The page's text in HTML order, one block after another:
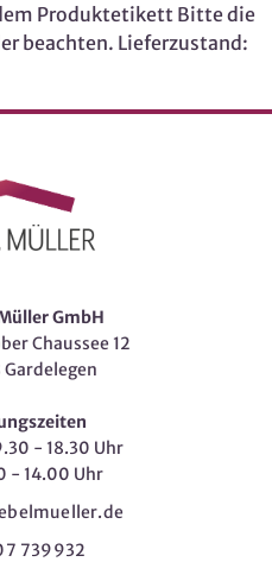
Produktetikett Bitte die
beachten. Lieferzustand:
GmbH
Chaussee 12
- 18.30 Uhr
- 14.00 Uhr
739932